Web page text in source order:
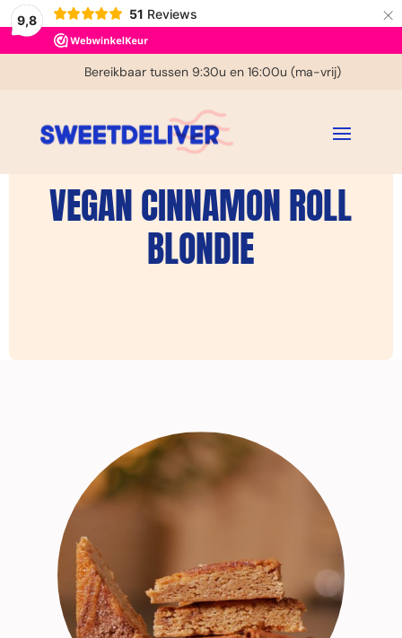
9,8 51 Reviews ×
€ 3,95 verzendkosten in NL
Bereikbaar tussen 9:30u en 16:00u (ma-vrij)
Gratis handgeschreven kaartje
BROWNIESHOP
VEGAN CINNAMON ROLL
BLONDIE